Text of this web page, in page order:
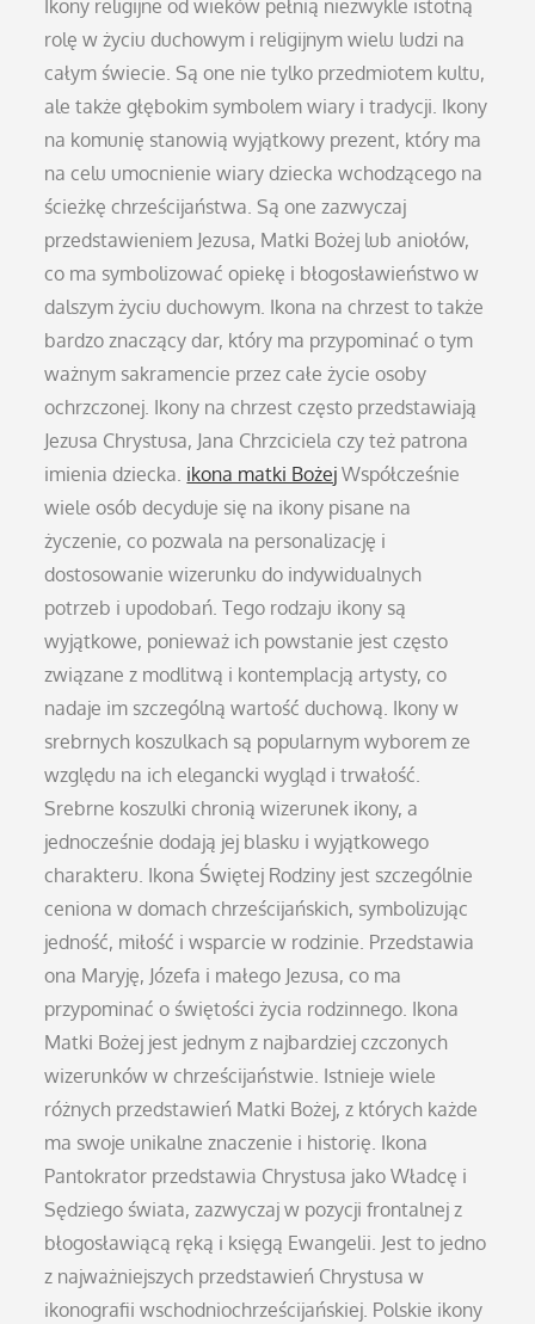
Ikony religijne od wieków pełnią niezwykle istotną
rolę w życiu duchowym i religijnym wielu ludzi na
całym świecie. Są one nie tylko przedmiotem kultu,
ale także głębokim symbolem wiary i tradycji. Ikony
na komunię stanowią wyjątkowy prezent, który ma
na celu umocnienie wiary dziecka wchodzącego na
ścieżkę chrześcijaństwa. Są one zazwyczaj
przedstawieniem Jezusa, Matki Bożej lub aniołów,
co ma symbolizować opiekę i błogosławieństwo w
dalszym życiu duchowym. Ikona na chrzest to także
bardzo znaczący dar, który ma przypominać o tym
ważnym sakramencie przez całe życie osoby
ochrzczonej. Ikony na chrzest często przedstawiają
Jezusa Chrystusa, Jana Chrzciciela czy też patrona
imienia dziecka. ikona matki Bożej Współcześnie
wiele osób decyduje się na ikony pisane na
życzenie, co pozwala na personalizację i
dostosowanie wizerunku do indywidualnych
potrzeb i upodobań. Tego rodzaju ikony są
wyjątkowe, ponieważ ich powstanie jest często
związane z modlitwą i kontemplacją artysty, co
nadaje im szczególną wartość duchową. Ikony w
srebrnych koszulkach są popularnym wyborem ze
względu na ich elegancki wygląd i trwałość.
Srebrne koszulki chronią wizerunek ikony, a
jednocześnie dodają jej blasku i wyjątkowego
charakteru. Ikona Świętej Rodziny jest szczególnie
ceniona w domach chrześcijańskich, symbolizując
jedność, miłość i wsparcie w rodzinie. Przedstawia
ona Maryję, Józefa i małego Jezusa, co ma
przypominać o świętości życia rodzinnego. Ikona
Matki Bożej jest jednym z najbardziej czczonych
wizerunków w chrześcijaństwie. Istnieje wiele
różnych przedstawień Matki Bożej, z których każde
ma swoje unikalne znaczenie i historię. Ikona
Pantokrator przedstawia Chrystusa jako Władcę i
Sędziego świata, zazwyczaj w pozycji frontalnej z
błogosławiącą ręką i księgą Ewangelii. Jest to jedno
z najważniejszych przedstawień Chrystusa w
ikonografii wschodniochrześcijańskiej. Polskie ikony